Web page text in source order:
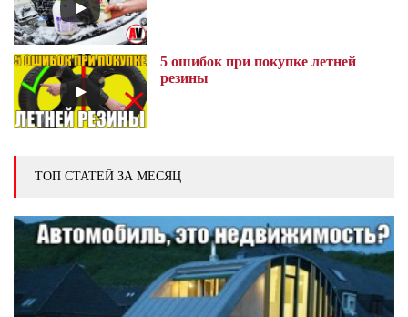
5 ошибок при покупке летней
резины
ТОП СТАТЕЙ ЗА МЕСЯЦ